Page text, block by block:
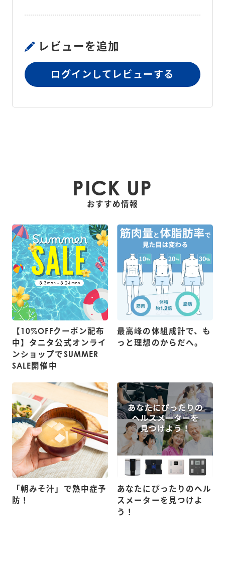
レビューを追加
ログインしてレビューする
PICK UP
おすすめ情報
【10%OFFクーポン配布
中】タニタ公式オンライ
ンショップでSUMMER
SALE開催中
最高峰の体組成計で、も
っと理想のからだへ。
「朝みそ汁」で熱中症予
防！
あなたにぴったりのヘル
スメーターを見つけよ
う！